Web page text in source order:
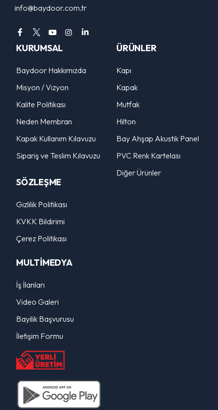
info@baydoor.com.tr
KURUMSAL
Baydoor Hakkımızda
Misyon / Vizyon
Kalite Politikası
Neden Membran
Kapak Kullanım Kılavuzu
Sipariş ve Teslim Kılavuzu
SÖZLEŞME
Gizlilik Politikası
KVKK Bildirimi
Çerez Politikası
ÜRÜNLER
Kapı
Kapak
Mutfak
Hilton
Bay Ahşap Akustik Panel
PVC Renk Kartelası
Diğer Ürünler
MULTİMEDYA
İş İlanları
Video Galeri
Bayilik Başvurusu
İletişim Formu